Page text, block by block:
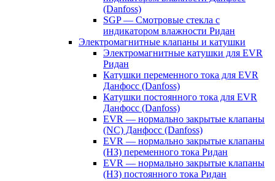
(Danfoss)
SGP — Смотровые стекла с
индикатором влажности Ридан
Электромагнитные клапаны и катушки
Электромагнитные катушки для EVR
Ридан
Катушки переменного тока для EVR
Данфосс (Danfoss)
Катушки постоянного тока для EVR
Данфосс (Danfoss)
EVR — нормально закрытые клапаны
(NC) Данфосс (Danfoss)
EVR — нормально закрытые клапаны
(НЗ) переменного тока Ридан
EVR — нормально закрытые клапаны
(НЗ) постоянного тока Ридан